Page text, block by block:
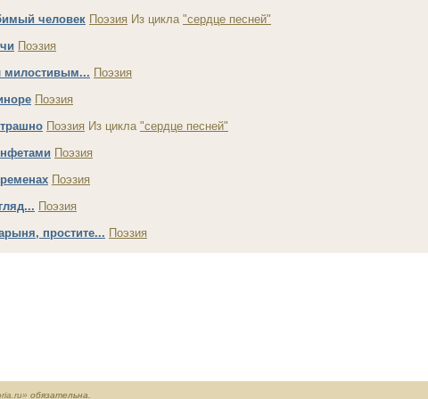
человек Поэзия Из цикла "сердце песней"
Поэзия
милостивым... Поэзия
Поэзия
Поэзия Из цикла "сердце песней"
Поэзия
Поэзия
Поэзия
простите... Поэзия
обязательна.